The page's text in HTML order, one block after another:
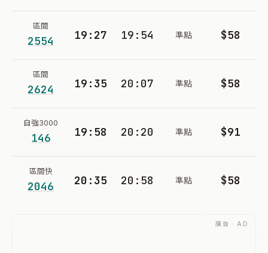
區間
2554 19:27 19:54 準點 $58
區間
2624 19:35 20:07 準點 $58
自強3000
146 19:58 20:20 準點 $91
區間快
2046 20:35 20:58 準點 $58
廣告 · AD